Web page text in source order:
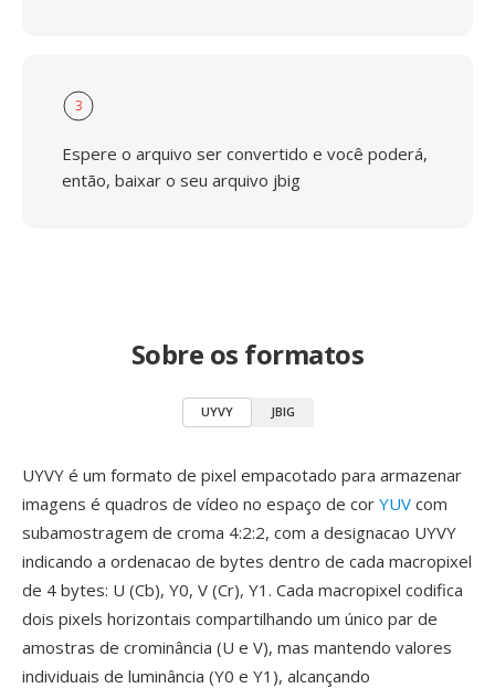
3
Espere o arquivo ser convertido e você poderá,
então, baixar o seu arquivo jbig
Sobre os formatos
UYVY JBIG
UYVY é um formato de pixel empacotado para armazenar
imagens é quadros de vídeo no espaço de cor YUV com
subamostragem de croma 4:2:2, com a designacao UYVY
indicando a ordenacao de bytes dentro de cada macropixel
de 4 bytes: U (Cb), Y0, V (Cr), Y1. Cada macropixel codifica
dois pixels horizontais compartilhando um único par de
amostras de crominância (U e V), mas mantendo valores
individuais de luminância (Y0 e Y1), alcançando